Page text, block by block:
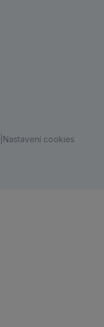
Nastavení cookies